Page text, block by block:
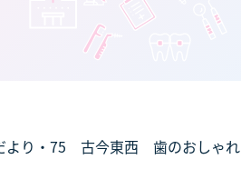
より・75 古今東西 歯のおしゃれ